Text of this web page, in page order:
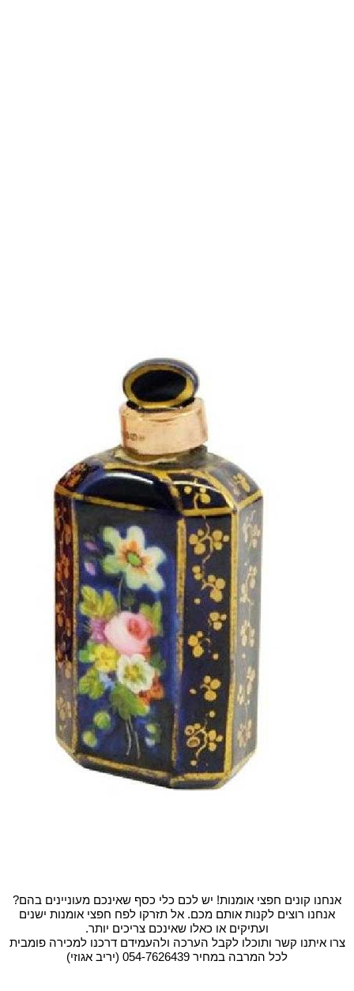
אנחנו קונים חפצי אומנות! יש לכם כלי כסף שאינכם מעוניינים בהם?
אנחנו רוצים לקנות אותם מכם. אל תזרקו לפח חפצי אומנות ישנים
ועתיקים או כאלו שאינכם צריכים יותר.
צרו איתנו קשר ותוכלו לקבל הערכה ולהעמידם דרכנו למכירה פומבית
לכל המרבה במחיר 054-7626439 (יריב אגוזי)